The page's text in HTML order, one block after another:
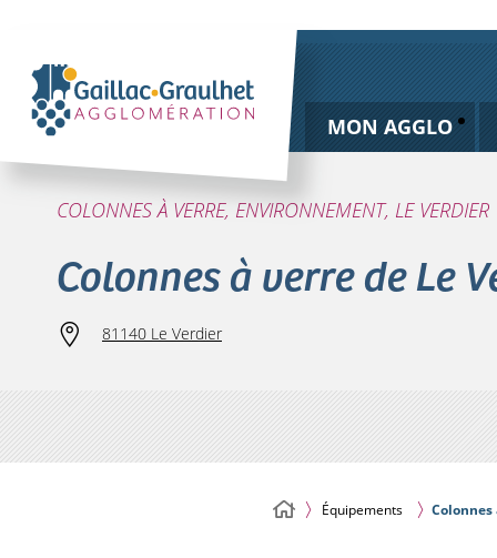
MON AGGLO
COLONNES À VERRE, ENVIRONNEMENT, LE VERDIER
Colonnes à verre de Le
81140 Le Verdier
Équipements Colonnes